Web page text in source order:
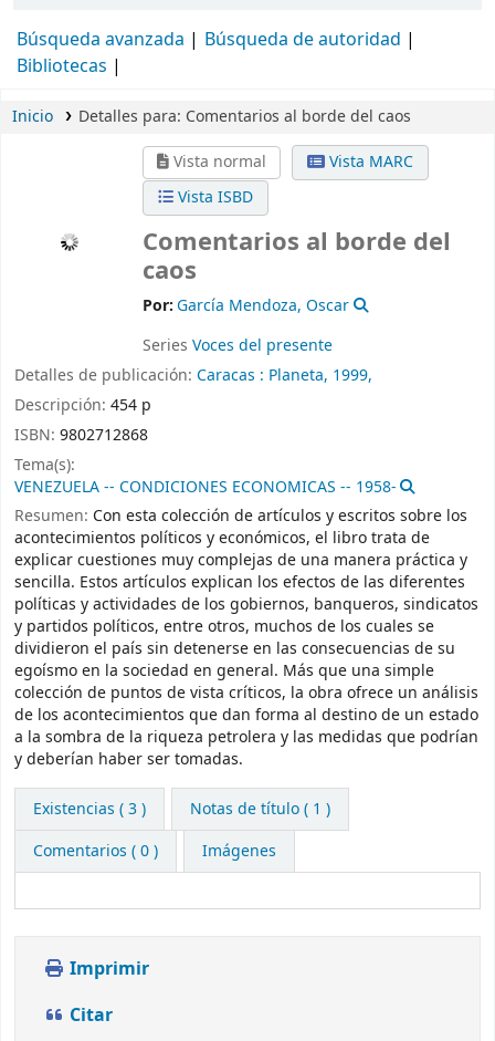
Búsqueda avanzada
Búsqueda de autoridad
Bibliotecas
Inicio Detalles para: Comentarios al borde del caos
Vista normal
Vista MARC
Vista ISBD
Comentarios al borde del
caos
Por:García Mendoza, Oscar
Series Voces del presente
Detalles de publicación: Caracas : Planeta, 1999,
Descripción: 454 p
ISBN: 9802712868
Tema(s):
VENEZUELA -- CONDICIONES ECONOMICAS -- 1958-
Resumen: Con esta colección de artículos y escritos sobre los
acontecimientos políticos y económicos, el libro trata de
explicar cuestiones muy complejas de una manera práctica y
sencilla. Estos artículos explican los efectos de las diferentes
políticas y actividades de los gobiernos, banqueros, sindicatos
y partidos políticos, entre otros, muchos de los cuales se
dividieron el país sin detenerse en las consecuencias de su
egoísmo en la sociedad en general. Más que una simple
colección de puntos de vista críticos, la obra ofrece un análisis
de los acontecimientos que dan forma al destino de un estado
a la sombra de la riqueza petrolera y las medidas que podrían
y deberían haber ser tomadas.
Existencias ( 3 )
Notas de título ( 1 )
Comentarios ( 0 )
Imágenes
Imprimir
Citar